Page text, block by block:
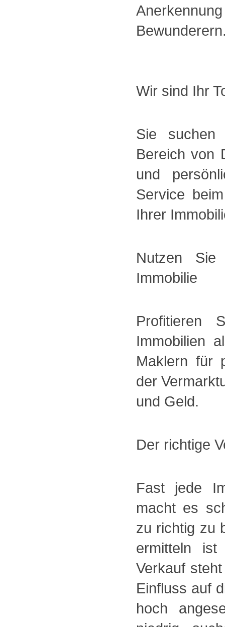
Wir sind Ihr
Sie suchen
Bereich von
und
Service
Ihrer
Nutzen
Immobilie
Profitieren
Immobilien
Maklern für
der
und Geld.
Der richtige
Fast jede
macht es
zu richtig zu
ermitteln ist
Verkauf
Einfluss auf
hoch